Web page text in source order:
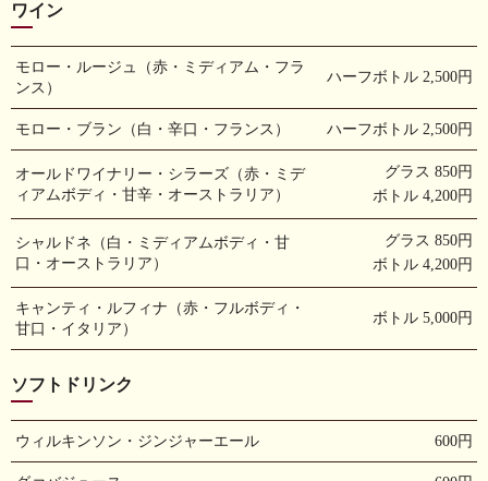
ワイン
モロー・ルージュ（赤・ミディアム・フラ
ンス）
ハーフボトル 2,500円
モロー・ブラン（白・辛口・フランス） ハーフボトル 2,500円
オールドワイナリー・シラーズ（赤・ミデ
ィアムボディ・甘辛・オーストラリア）
グラス 850円
ボトル 4,200円
シャルドネ（白・ミディアムボディ・甘
口・オーストラリア）
グラス 850円
ボトル 4,200円
キャンティ・ルフィナ（赤・フルボディ・
甘口・イタリア）
ボトル 5,000円
ソフトドリンク
ウィルキンソン・ジンジャーエール 600円